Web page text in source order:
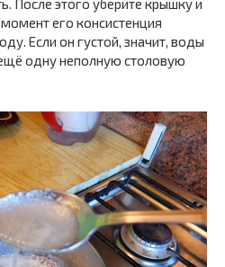
После этого уберите крышку и
его консистенция
Если он густой, значит, воды
одну неполную столовую